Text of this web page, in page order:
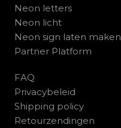
Neon letters
Neon licht
Neon sign laten maken
Partner Platform
FAQ
Privacybeleid
Shipping policy
Retourzendingen